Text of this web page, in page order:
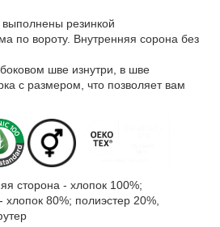
резинкой
по вороту. Внутренняя сорона без
шве изнутри, в шве
с размером, что позволяет вам
сторона - хлопок 100%;
хлопок 80%; полиэстер 20%,